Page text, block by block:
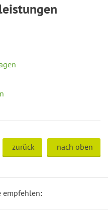
zurück nach oben
empfehlen: